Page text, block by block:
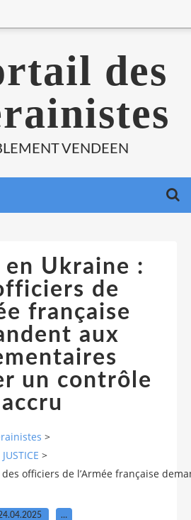
des
VENDEEN
en Ukraine :
de
française
aux
un contrôle
accru
>
>
officiers de l’Armée française
…